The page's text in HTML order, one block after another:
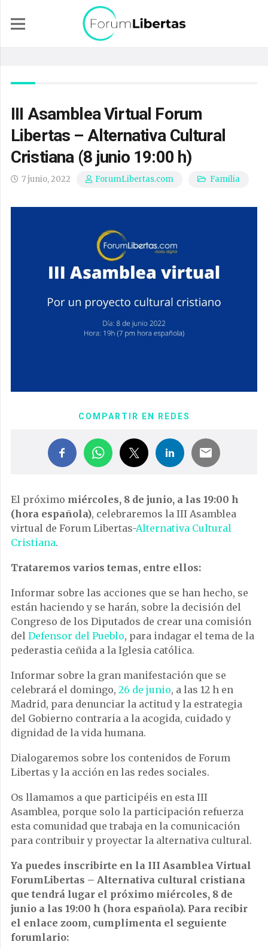
III Asamblea Virtual Forum
Libertas – Alternativa Cultural
Cristiana (8 junio 19:00 h)
7 junio, 2022 ForumLibertas.com Familia
COMPARTIR EN REDES
El próximo miércoles, 8 de junio, a las 19:00 h
(hora española), celebraremos la III Asamblea
virtual de Forum Libertas-Alternativa Cultural
Cristiana.
Trataremos varios temas, entre ellos:
Informar sobre las acciones que se han hecho, se
están haciendo y se harán, sobre la decisión del
Congreso de los Diputados de crear una comisión
del Defensor del Pueblo, para indagar el tema de la
pederastia ceñida a la Iglesia católica.
Informar sobre la gran manifestación que se
celebrará el domingo, 26 de junio, a las 12 h en
Madrid, para denunciar la actitud y la estrategia
del Gobierno contraria a la acogida, cuidado y
dignidad de la vida humana.
Dialogaremos sobre los contenidos de Forum
Libertas y la acción en las redes sociales.
Os llamamos a que participéis en esta III
Asamblea, porque solo la participación refuerza
esta comunidad que trabaja en la comunicación
para contribuir y proyectar la alternativa cultural.
Ya puedes inscribirte en la III Asamblea Virtual
ForumLibertas – Alternativa cultural cristiana
que tendrá lugar el próximo miércoles, 8 de
junio a las 19:00 h (hora española). Para recibir
el enlace zoom, cumplimenta el seguiente
forumlario: